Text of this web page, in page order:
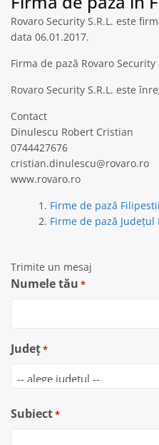
Rovaro Security S.R.L. este
data 06.01.2017.
Firma de pază Rovaro
Rovaro Security S.R.L. este
Contact
Dinulescu Robert Cristian
0744427676
cristian.dinulescu@rovaro.ro
www.rovaro.ro
Firme de pază
Firme de pază Județul
Trimite un mesaj
Numele tău *
Județ*
Subiect*